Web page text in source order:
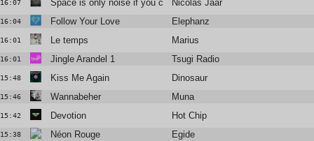
16:07 Space is only noise if you can seeNicolas Jaar
16:04 Follow Your Love Elephanz
16:01 Le temps Marius
16:01 Jingle Arandel 1 Tsugi Radio
15:48 Kiss Me Again Dinosaur
15:46 Wannabeher Muna
15:42 Devotion Hot Chip
15:38 Néon Rouge Egide